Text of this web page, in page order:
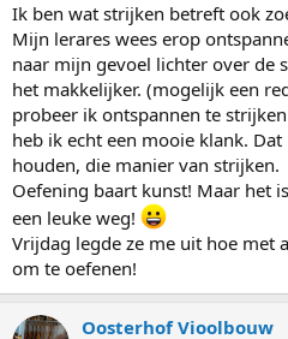
Ik ben wat strijken betreft ook
Mijn lerares wees erop
naar mijn gevoel lichter over de
het makkelijker. (mogelijk een
probeer ik ontspannen te
heb ik echt een mooie klank.
houden, die manier van strijken.
Oefening baart kunst! Maar het
een leuke weg!
Vrijdag legde ze me uit hoe met
om te oefenen!
Oosterhof Vioolbouw